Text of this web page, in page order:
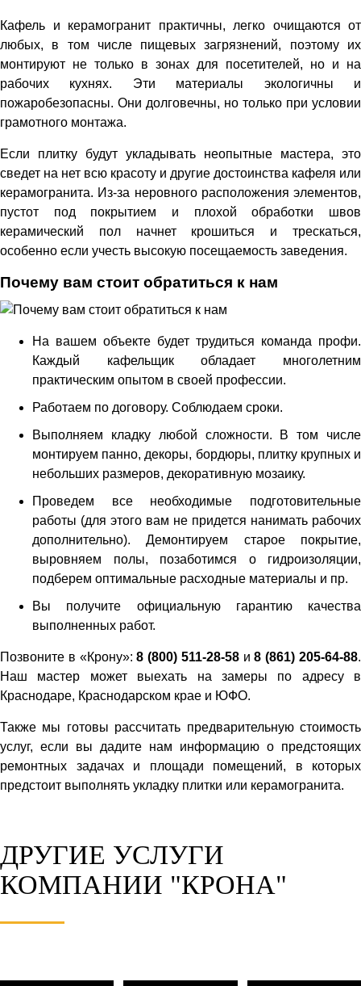
Кафель и керамогранит практичны, легко очищаются от
любых, в том числе пищевых загрязнений, поэтому их
монтируют не только в зонах для посетителей, но и на
рабочих кухнях. Эти материалы экологичны и
пожаробезопасны. Они долговечны, но только при условии
грамотного монтажа.
Если плитку будут укладывать неопытные мастера, это
сведет на нет всю красоту и другие достоинства кафеля или
керамогранита. Из-за неровного расположения элементов,
пустот под покрытием и плохой обработки швов
керамический пол начнет крошиться и трескаться,
особенно если учесть высокую посещаемость заведения.
Почему вам стоит обратиться к нам
На вашем объекте будет трудиться команда профи.
Каждый кафельщик обладает многолетним
практическим опытом в своей профессии.
Работаем по договору. Соблюдаем сроки.
Выполняем кладку любой сложности. В том числе
монтируем панно, декоры, бордюры, плитку крупных и
небольших размеров, декоративную мозаику.
Проведем все необходимые подготовительные
работы (для этого вам не придется нанимать рабочих
дополнительно). Демонтируем старое покрытие,
выровняем полы, позаботимся о гидроизоляции,
подберем оптимальные расходные материалы и пр.
Вы получите официальную гарантию качества
выполненных работ.
Позвоните в «Крону»:8 (800) 511-28-58 и8 (861) 205-64-88.
Наш мастер может выехать на замеры по адресу в
Краснодаре, Краснодарском крае и ЮФО.
Также мы готовы рассчитать предварительную стоимость
услуг, если вы дадите нам информацию о предстоящих
ремонтных задачах и площади помещений, в которых
предстоит выполнять укладку плитки или керамогранита.
ДРУГИЕ УСЛУГИ
КОМПАНИИ "КРОНА"